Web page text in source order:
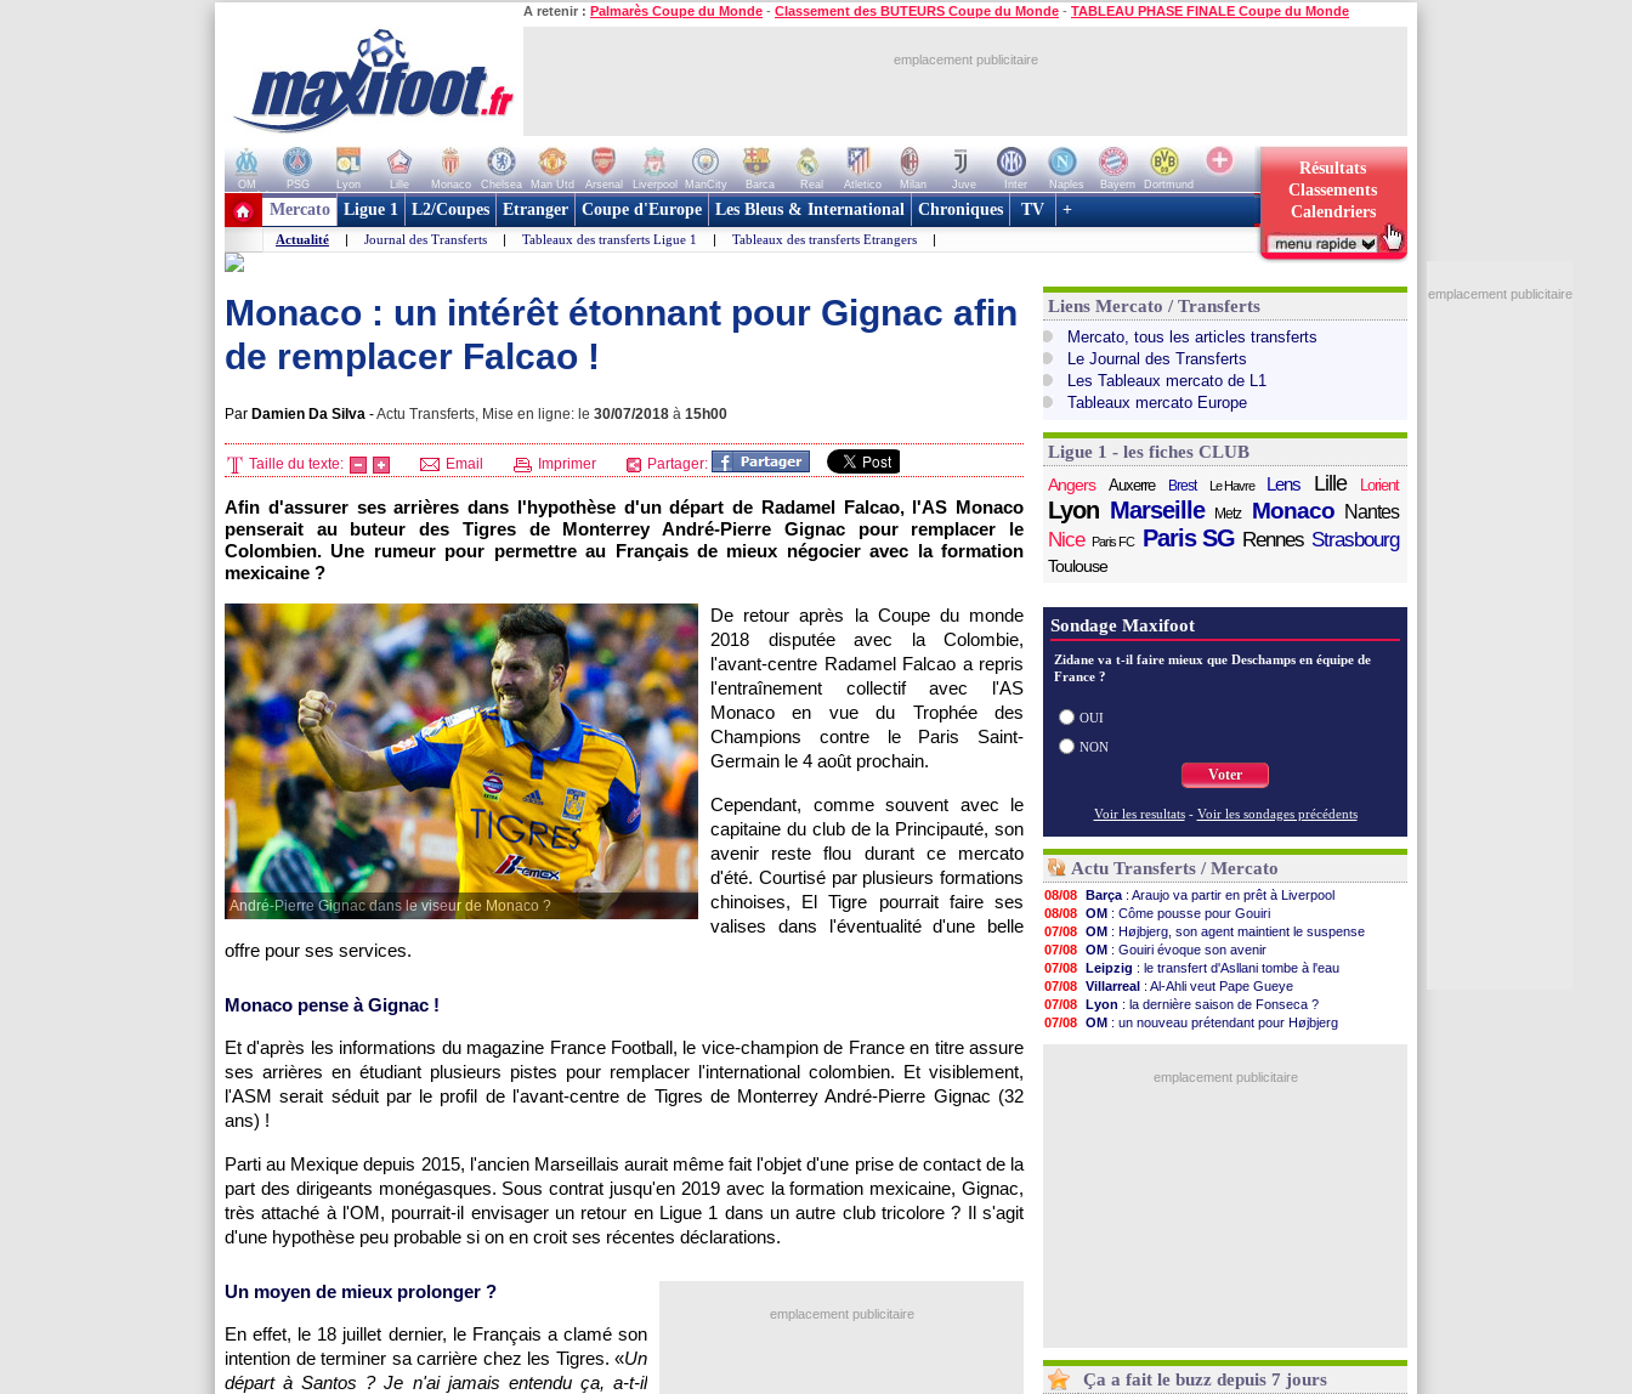
A retenir : Palmarès Coupe du Monde - Classement des BUTEURS Coupe du Monde - TABLEAU PHASE FINALE Coupe du Monde
emplacement publicitaire
OM PSG Lyon Lille Monaco Chelsea Man Utd Arsenal Liverpool ManCity Barca Real Atletico Milan Juve Inter Naples Bayern
Dortmund
+ de clubs
Résultats
Classements
Calendriers
Mercato Ligue 1 L2/Coupes Etranger Coupe d'Europe Les Bleus & International Chroniques TV +
Actualité | Journal des Transferts | Tableaux des transferts Ligue 1 | Tableaux des transferts Etrangers |
Monaco : un intérêt étonnant pour Gignac afin
de remplacer Falcao !
Par Damien Da Silva -Actu Transferts, Mise en ligne: le 30/07/2018 à 15h00
Taille du texte: Email Imprimer Partager:
Afin d'assurer ses arrières dans l'hypothèse d'un départ de Radamel Falcao, l'AS Monaco
penserait au buteur des Tigres de Monterrey André-Pierre Gignac pour remplacer le
Colombien. Une rumeur pour permettre au Français de mieux négocier avec la formation
mexicaine ?
André-Pierre Gignac dans le viseur de Monaco ?
De retour après la Coupe du monde
2018 disputée avec la Colombie,
l'avant-centre Radamel Falcao a repris
l'entraînement collectif avec l'AS
Monaco en vue du Trophée des
Champions contre le Paris Saint-
Germain le 4 août prochain.
Cependant, comme souvent avec le
capitaine du club de la Principauté, son
avenir reste flou durant ce mercato
d'été. Courtisé par plusieurs formations
chinoises, El Tigre pourrait faire ses
valises dans l'éventualité d'une belle
offre pour ses services.
Monaco pense à Gignac !
Et d'après les informations du magazine France Football, le vice-champion de France en titre assure
ses arrières en étudiant plusieurs pistes pour remplacer l'international colombien. Et visiblement,
l'ASM serait séduit par le profil de l'avant-centre de Tigres de Monterrey André-Pierre Gignac (32
ans) !
Parti au Mexique depuis 2015, l'ancien Marseillais aurait même fait l'objet d'une prise de contact de la
part des dirigeants monégasques. Sous contrat jusqu'en 2019 avec la formation mexicaine, Gignac,
très attaché à l'OM, pourrait-il envisager un retour en Ligue 1 dans un autre club tricolore ? Il s'agit
d'une hypothèse peu probable si on en croit ses récentes déclarations.
emplacement publicitaire
Un moyen de mieux prolonger ?
En effet, le 18 juillet dernier, le Français a clamé son
intention de terminer sa carrière chez les Tigres. «Un
départ à Santos ? Je n'ai jamais entendu ça, a-t-il
Liens Mercato / Transferts
Mercato, tous les articles transferts
Le Journal des Transferts
Les Tableaux mercato de L1
Tableaux mercato Europe
Ligue 1 - les fiches CLUB
Angers
Auxerre Brest Le Havre Lens Lille Lorient
Lyon Marseille Metz Monaco Nantes
Nice Paris FC Paris SG Rennes Strasbourg
Toulouse
Sondage Maxifoot
Zidane va t-il faire mieux que Deschamps en équipe de
France ?
OUI
NON
Voter
Voir les resultats - Voir les sondages précédents
Actu Transferts / Mercato
08/08 Barça : Araujo va partir en prêt à Liverpool
08/08 OM : Côme pousse pour Gouiri
07/08 OM : Højbjerg, son agent maintient le suspense
07/08 OM : Gouiri évoque son avenir
07/08 Leipzig : le transfert d'Asllani tombe à l'eau
07/08 Villarreal : Al-Ahli veut Pape Gueye
07/08 Lyon : la dernière saison de Fonseca ?
07/08 OM : un nouveau prétendant pour Højbjerg
: c'est signé pour Luca Zidane (off.)
emplacement publicitaire
Ça a fait le buzz depuis 7 jours
emplacement publicitaire